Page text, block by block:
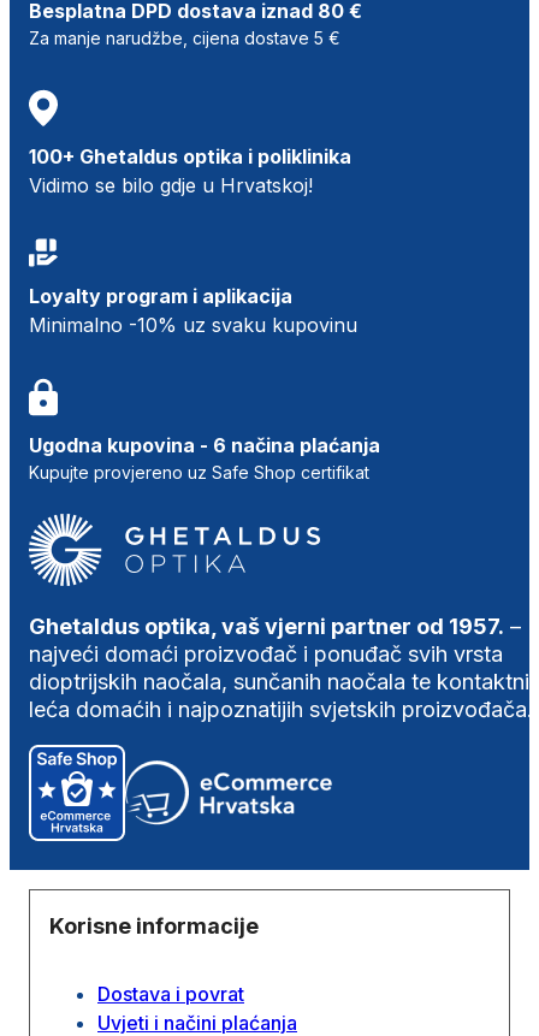
Besplatna DPD dostava iznad 80 €
Za manje narudžbe, cijena dostave 5 €
100+ Ghetaldus optika i poliklinika
Vidimo se bilo gdje u Hrvatskoj!
Loyalty program i aplikacija
Minimalno -10% uz svaku kupovinu
Ugodna kupovina - 6 načina plaćanja
Kupujte provjereno uz Safe Shop certifikat
Ghetaldus optika, vaš vjerni partner od 1957. –
najveći domaći proizvođač i ponuđač svih vrsta
dioptrijskih naočala, sunčanih naočala te
leća domaćih i najpoznatijih svjetskih proizvođača.
Korisne informacije
Dostava i povrat
Uvjeti i načini plaćanja